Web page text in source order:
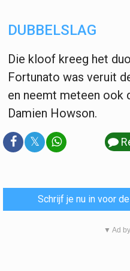
DUBBELSLAG
Die kloof kreeg het
Fortunato was veruit
en neemt meteen ook
Damien Howson.
𝕏
Schrijf je nu in voor
▼ Ad